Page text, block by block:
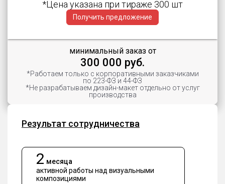
*Цена указана при тираже 300 шт
Получить предложение
минимальный заказ от
300 000 руб.
*Работаем только с корпоративными заказчиками
по 223-ФЗ и 44-ФЗ
*Не разрабатываем дизайн-макет отдельно от услуг
производства
Результат сотрудничества
2 месяца
активной работы над визуальными
композициями